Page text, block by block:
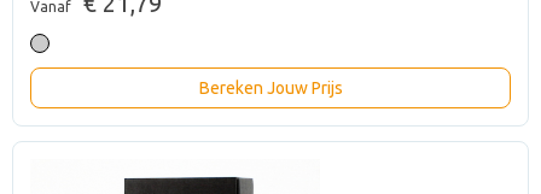
Vanaf
Bereken Jouw Prijs